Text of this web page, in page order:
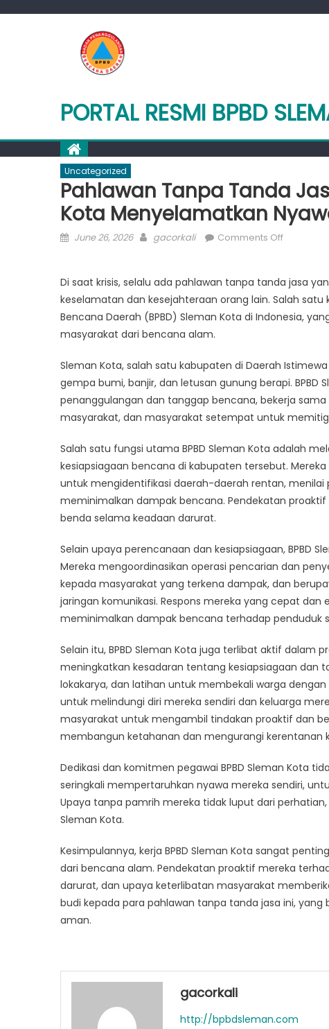
PORTAL RESMI BPBD
Uncategorized
Pahlawan Tanpa Tanda
Kota Menyelamatkan
Posted
June 26, 2026 Author
gacorkali Comments Offon
Tanda
Jasa:
Kota
Nyawa
Di saat krisis, selalu ada pahlawan tanpa tanda jasa
keselamatan dan kesejahteraan orang lain. Salah
Bencana Daerah (BPBD) Sleman Kota di Indonesia,
masyarakat dari bencana alam.
Sleman Kota, salah satu kabupaten di Daerah
gempa bumi, banjir, dan letusan gunung berapi.
penanggulangan dan tanggap bencana, bekerja
masyarakat, dan masyarakat setempat untuk
Salah satu fungsi utama BPBD Sleman Kota adalah
kesiapsiagaan bencana di kabupaten tersebut.
untuk mengidentifikasi daerah-daerah rentan,
meminimalkan dampak bencana. Pendekatan
benda selama keadaan darurat.
Selain upaya perencanaan dan kesiapsiagaan, BPBD
Mereka mengoordinasikan operasi pencarian dan
kepada masyarakat yang terkena dampak, dan
jaringan komunikasi. Respons mereka yang cepat
meminimalkan dampak bencana terhadap penduduk
Selain itu, BPBD Sleman Kota juga terlibat aktif
meningkatkan kesadaran tentang kesiapsiagaan dan
lokakarya, dan latihan untuk membekali warga
untuk melindungi diri mereka sendiri dan keluarga
masyarakat untuk mengambil tindakan proaktif dan
membangun ketahanan dan mengurangi kerentanan
Dedikasi dan komitmen pegawai BPBD Sleman Kota
seringkali mempertaruhkan nyawa mereka sendiri,
Upaya tanpa pamrih mereka tidak luput dari
Sleman Kota.
Kesimpulannya, kerja BPBD Sleman Kota sangat
dari bencana alam. Pendekatan proaktif mereka
darurat, dan upaya keterlibatan masyarakat
budi kepada para pahlawan tanpa tanda jasa ini,
aman.
gacorkali
http://bpbdsleman.com